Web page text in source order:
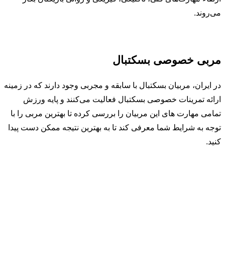
می‌روند.
مربی خصوصی بسکتبال
در ایران، مربیان بسکتبال با سابقه و مجربی وجود دارند که در زمینه
ارائه تمرینات خصوصی بسکتبال فعالیت می‌کنند و پایه ورزش
تمامی مهارت های این مربیان را بررسی کرده تا بهترین مربی را با
توجه به شرایط شما معرفی کند تا به بهترین نتیجه ممکن دست پیدا
کنید.